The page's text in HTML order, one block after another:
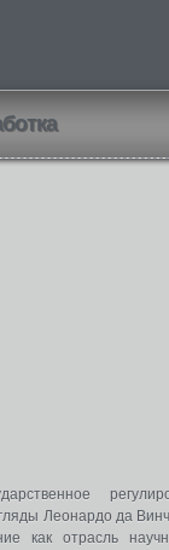
Леонардо да
как отрасль